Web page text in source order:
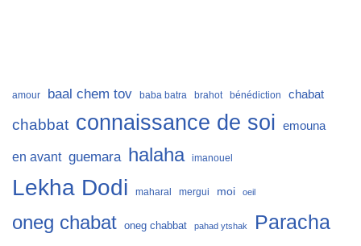
amour baal chem tov baba batra brahot bénédiction chabat
chabbat connaissance de soi emouna
en avant guemara halaha imanouel
Lekha Dodi maharal mergui moi oeil
oneg chabat oneg chabbat pahad ytshak Paracha